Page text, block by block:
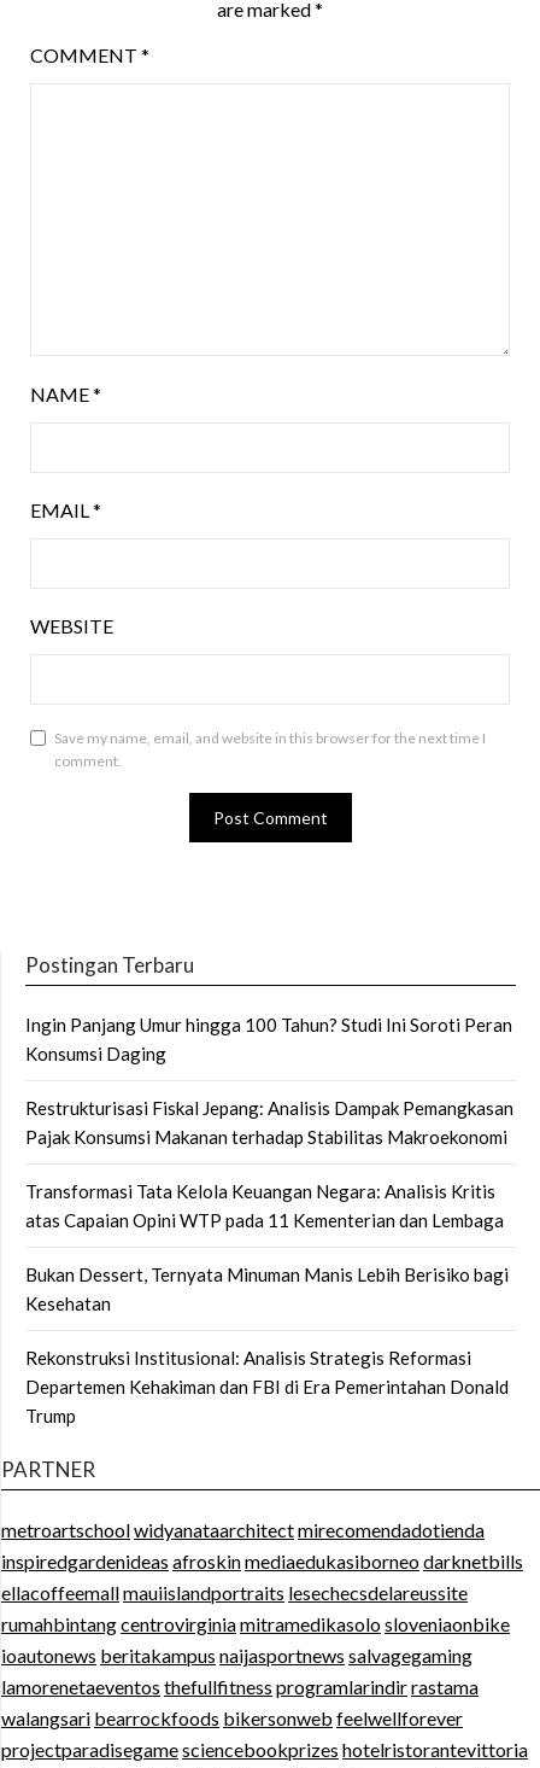
are marked*
COMMENT *
NAME*
EMAIL*
WEBSITE
Save my name, email, and website in this browser for the next time I
comment.
Postingan Terbaru
Ingin Panjang Umur hingga 100 Tahun? Studi Ini Soroti Peran
Konsumsi Daging
Restrukturisasi Fiskal Jepang: Analisis Dampak Pemangkasan
Pajak Konsumsi Makanan terhadap Stabilitas Makroekonomi
Transformasi Tata Kelola Keuangan Negara: Analisis Kritis
atas Capaian Opini WTP pada 11 Kementerian dan Lembaga
Bukan Dessert, Ternyata Minuman Manis Lebih Berisiko bagi
Kesehatan
Rekonstruksi Institusional: Analisis Strategis Reformasi
Departemen Kehakiman dan FBI di Era Pemerintahan Donald
Trump
PARTNER
metroartschoolwidyanataarchitectmirecomendadotienda
inspiredgardenideas afroskinmediaedukasiborneodarknetbills
ellacoffeemallmauiislandportraits lesechecsdelareussite
rumahbintangcentrovirginiamitramedikasolosloveniaonbike
ioautonews beritakampus naijasportnews salvagegaming
lamorenetaeventos thefullfitness programlarindirrastama
walangsari bearrockfoods bikersonweb feelwellforever
projectparadisegamesciencebookprizes hotelristorantevittoria